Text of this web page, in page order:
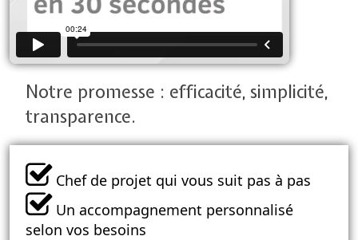
Notre promesse : efficacité, simplicité,
transparence.
Chef de projet qui vous suit pas à pas
Un accompagnement personnalisé
selon vos besoins